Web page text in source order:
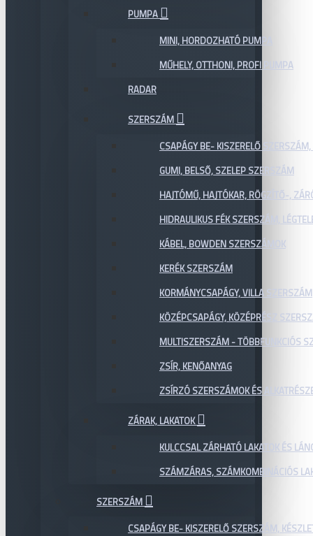
PUMPA
MINI, HORDOZHATÓ PUMPA
MŰHELY, OTTHONI, PROFI PUMPA
RADAR
SZERSZÁM
CSAPÁGY BE- KISZERELŐ
GUMI, BELSŐ, SZELEP SZERSZÁM
HAJTÓMŰ, HAJTÓKAR, RÖGZÍTŐ-,
HIDRAULIKUS FÉK SZERSZÁM,
KÁBEL, BOWDEN SZERSZÁMOK
KERÉK SZERSZÁM
KORMÁNYCSAPÁGY, VILLA SZERSZÁM
KÖZÉPCSAPÁGY, KÖZÉPRÉSZ
MULTISZERSZÁM - TÖBBFUNKCIÓS
ZSÍR, KENŐANYAG
ZSÍRZÓ SZERSZÁMOK ÉS
ZÁRAK, LAKATOK
KULCCSAL ZÁRHATÓ LAKATOK ÉS
SZÁMZÁRAS, SZÁMKOMBINÁCIÓS
SZERSZÁM
CSAPÁGY BE- KISZERELŐ SZERSZÁM,